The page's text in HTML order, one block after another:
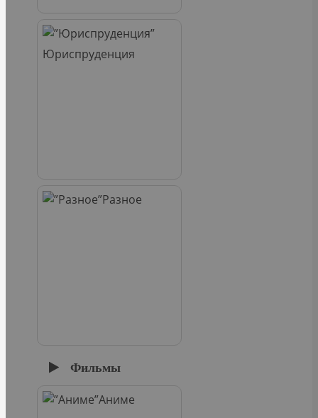
Юриспруденция
Разное
Фильмы
Аниме